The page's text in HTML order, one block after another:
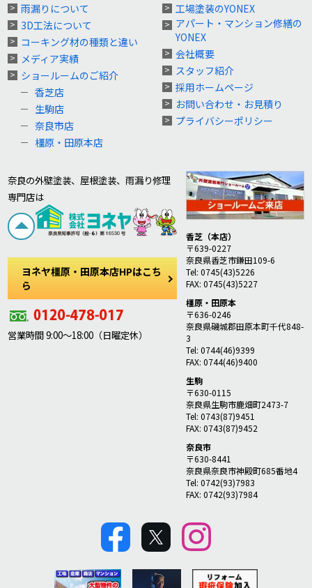
雨漏りについて
3D工法について
コーキング材の種類と違い
メディア実績
ショールームのご紹介
香芝店
生駒店
奈良市店
橿原・田原本店
工場塗装のYONEX
アパート・マンション修繕の
YONEX
会社概要
スタッフ紹介
採用ホームページ
お問い合わせ・お見積り
プライバシーポリシー
奈良の外壁塗装、屋根塗装、雨漏り修理
専門店は
ヨネヤ橿原・田原本店HPはこち
ら
営業時間 9:00～18:00（日曜定休）
香芝（本店）
〒639-0227
奈良県香芝市鎌田109-6
Tel: 0745(43)5226
FAX: 0745(43)5227
橿原・田原本
〒636-0246
奈良県磯城郡田原本町千代848-
3
Tel: 0744(46)9399
FAX: 0744(46)9400
生駒
〒630-0115
奈良県生駒市鹿畑町2473-7
Tel: 0743(87)9451
FAX: 0743(87)9452
奈良市
〒630-8441
奈良県奈良市神殿町685番地4
Tel: 0742(93)7983
FAX: 0742(93)7984